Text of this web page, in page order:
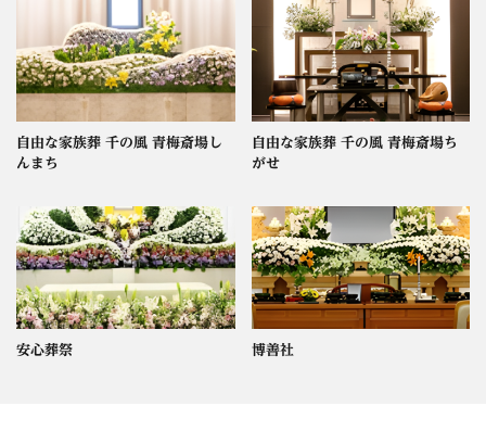
自由な家族葬 千の風 青梅斎場し
んまち
自由な家族葬 千の風 青梅斎場ち
がせ
安心葬祭 博善社